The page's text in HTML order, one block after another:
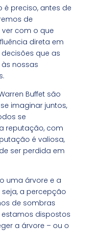
é preciso, antes de
de
com o que
direta em
que as
nossas
Buffet são
imaginar juntos,
se
reputação, com
é valiosa,
ser perdida em
uma árvore e a
a percepção
de sombras
dispostos
a árvore – ou o